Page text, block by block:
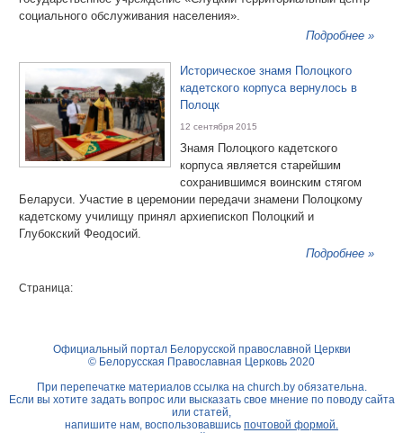
социального обслуживания населения».
Подробнее »
Историческое знамя Полоцкого
кадетского корпуса вернулось в
Полоцк
12 сентября 2015
Знамя Полоцкого кадетского
корпуса является старейшим
сохранившимся воинским стягом
Беларуси. Участие в церемонии передачи знамени Полоцкому
кадетскому училищу принял архиепископ Полоцкий и
Глубокский Феодосий.
Подробнее »
Страница:
Официальный портал Белорусской православной Церкви
© Белорусская Православная Церковь 2020
При перепечатке материалов ссылка на church.byобязательна.
Если вы хотите задать вопрос или высказать свое мнение по поводу сайта
или статей,
напишите нам, воспользовавшись почтовой формой.